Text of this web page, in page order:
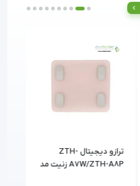
ترازو دیجیتال ZTH-
A7W/ZTH-A8P زنیت مد